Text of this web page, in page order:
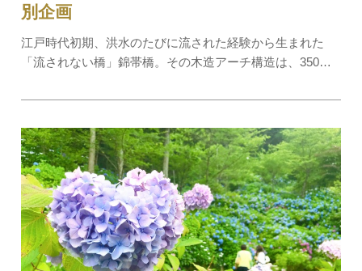
別企画
江戸時代初期、洪水のたびに流された経験から生まれた
「流されない橋」錦帯橋。その木造アーチ構造は、350年
低限の部材で完璧に構成されています。本体験では、錦帯